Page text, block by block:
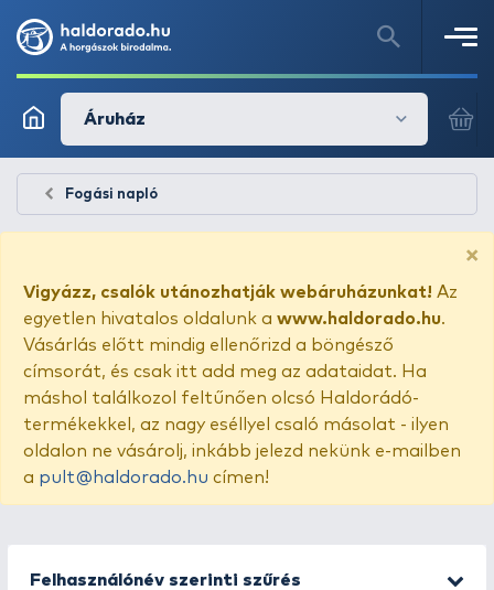
Áruház
Fogási napló
×
Vigyázz, csalók utánozhatják webáruházunkat! Az
egyetlen hivatalos oldalunk a www.haldorado.hu.
Vásárlás előtt mindig ellenőrizd a böngésző
címsorát, és csak itt add meg az adataidat. Ha
máshol találkozol feltűnően olcsó Haldorádó-
termékekkel, az nagy eséllyel csaló másolat - ilyen
oldalon ne vásárolj, inkább jelezd nekünk e-mailben
a pult@haldorado.hu címen!
Felhasználónév szerinti szűrés